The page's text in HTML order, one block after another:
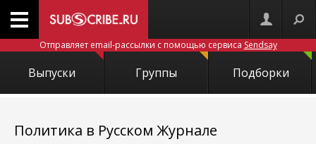
Отправляет email-рассылки с помощью сервиса Sendsay
Выпуски Группы Подборки
Политика в Русском Журнале